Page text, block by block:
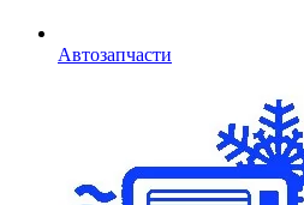
Автозапчасти